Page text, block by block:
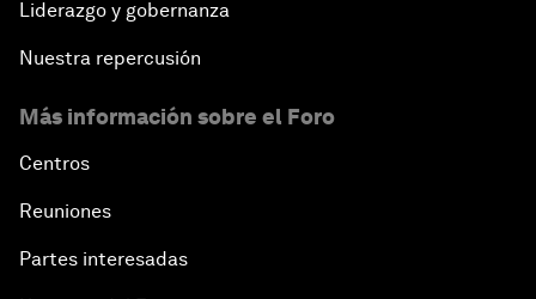
Liderazgo y gobernanza
Nuestra repercusión
Más información sobre el Foro
Centros
Reuniones
Partes interesadas